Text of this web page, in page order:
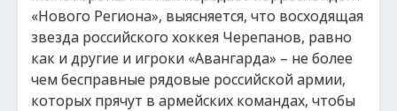
«Нового Региона», выясняется, что восходящая
звезда российского хоккея Черепанов, равно
как и другие и игроки «Авангарда» – не более
чем бесправные рядовые российской армии,
которых прячут в армейских командах, чтобы